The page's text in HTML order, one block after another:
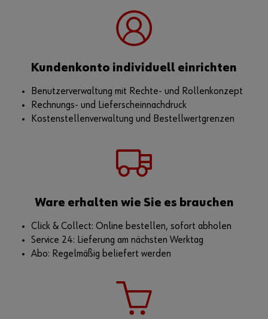
Kundenkonto individuell einrichten
Benutzerverwaltung mit Rechte- und Rollenkonzept
Rechnungs- und Lieferscheinnachdruck
Kostenstellenverwaltung und Bestellwertgrenzen
Ware erhalten wie Sie es brauchen
Click & Collect: Online bestellen, sofort abholen
Service 24: Lieferung am nächsten Werktag
Abo: Regelmäßig beliefert werden